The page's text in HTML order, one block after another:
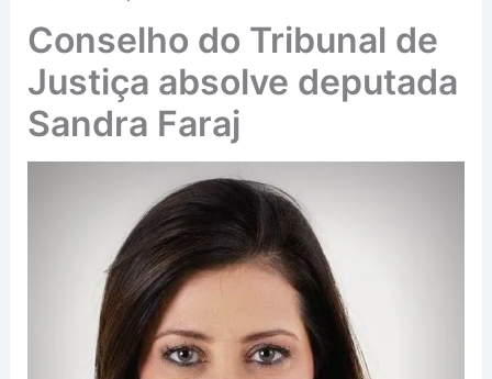
Conselho do Tribunal de
Justiça absolve deputada
Sandra Faraj